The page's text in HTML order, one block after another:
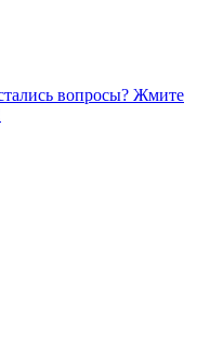
вопросы? Жмите